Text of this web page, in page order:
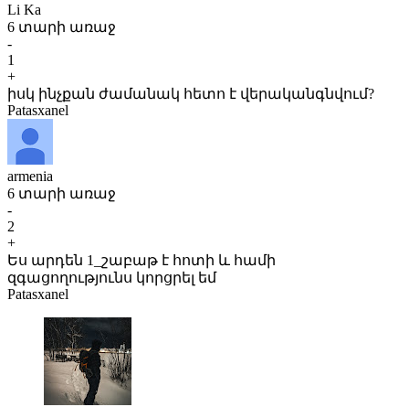
Li Ka
6 տարի առաջ
-
1
+
իսկ ինչքան ժամանակ հետո է վերականգնվում?
Patasxanel
armenia
6 տարի առաջ
-
2
+
Ես արդեն 1_շաբաթ է հոտի և համի
զգացողությունս կորցրել եմ
Patasxanel